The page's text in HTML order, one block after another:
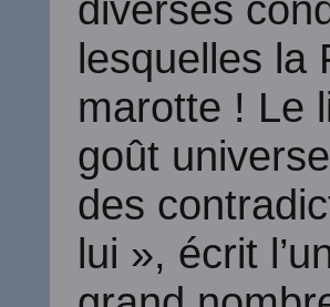
lesquelles la
marotte ! Le
goût
des
lui », écrit